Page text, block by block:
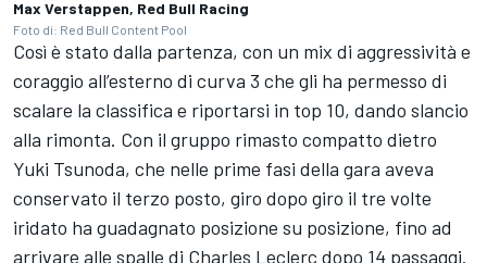
Max Verstappen, Red Bull Racing
Foto di: Red Bull Content Pool
Così è stato dalla partenza, con un mix di aggressività e
coraggio all’esterno di curva 3 che gli ha permesso di
scalare la classifica e riportarsi in top 10, dando slancio
alla rimonta. Con il gruppo rimasto compatto dietro
Yuki Tsunoda, che nelle prime fasi della gara aveva
conservato il terzo posto, giro dopo giro il tre volte
iridato ha guadagnato posizione su posizione, fino ad
arrivare alle spalle di Charles Leclerc dopo 14 passaggi.